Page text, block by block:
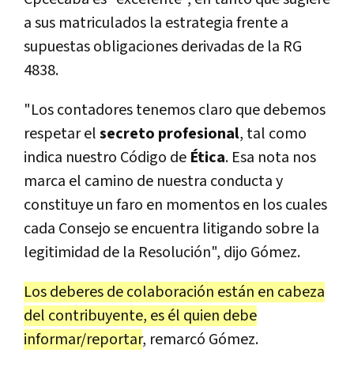
a sus matriculados la estrategia frente a
supuestas obligaciones derivadas de la RG
4838.
"Los contadores tenemos claro que debemos
respetar elsecreto profesional, tal como
indica nuestro Código de Ética. Esa nota nos
marca el camino de nuestra conducta y
constituye un faro en momentos en los cuales
cada Consejo se encuentra litigando sobre la
legitimidad de la Resolución", dijo Gómez.
Los deberes de colaboración están en cabeza
del contribuyente, es él quien debe
informar/reportar, remarcó Gómez.